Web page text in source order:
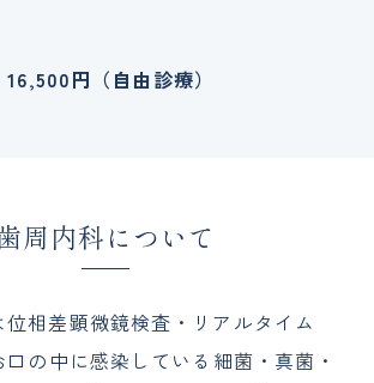
円（自由診療）
周内科について
相差顕微鏡検査・リアルタイム
の中に感染している細菌・真菌・